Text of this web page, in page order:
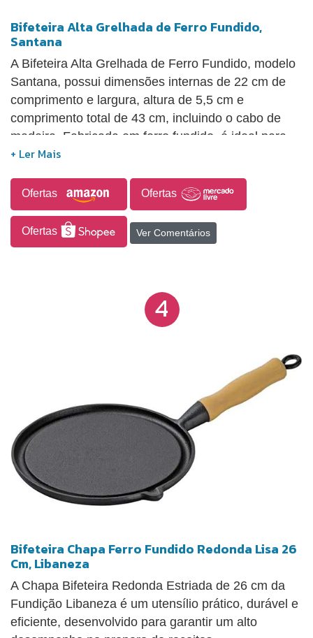
Bifeteira Alta Grelhada de Ferro Fundido,
Santana
A Bifeteira Alta Grelhada de Ferro Fundido, modelo
Santana, possui dimensões internas de 22 cm de
comprimento e largura, altura de 5,5 cm e
comprimento total de 43 cm, incluindo o cabo de
madeira. Fabricada em ferro fundido, é ideal para
fritar bifes e bistecas de maneira saudável,
gás, a lenha, elétricos e cooktops de indução. Além
de promover uma alimentação saudável, oferece
uma economia de até 35% na fonte de calor,
assegurando um cozimento uniforme e a
Ofertas Ofertas
Ofertas Ver Comentários
4
Bifeteira Chapa Ferro Fundido Redonda Lisa 26
Cm, Libaneza
A Chapa Bifeteira Redonda Estriada de 26 cm da
Fundição Libaneza é um utensílio prático, durável e
eficiente, desenvolvido para garantir um alto